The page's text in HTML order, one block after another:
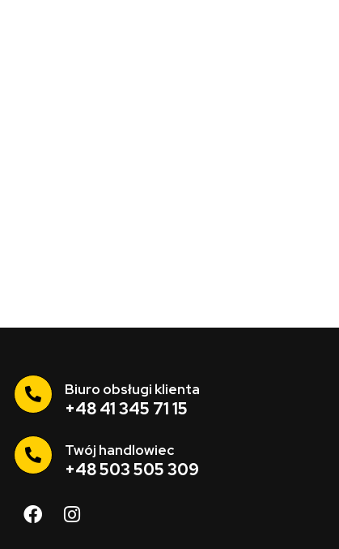
Biuro obsługi klienta
+48 41 345 71 15
Twój handlowiec
+48 503 505 309